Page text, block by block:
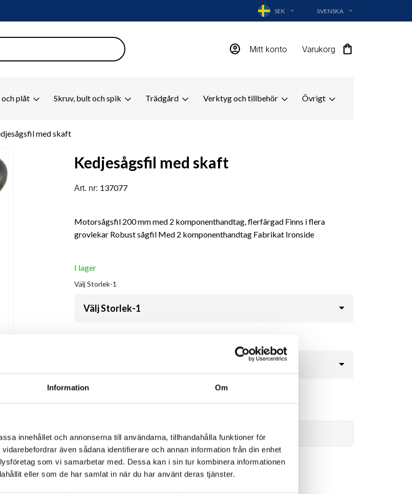
Information Om
innehållet och annonserna till användarna, tillhandahålla funktioner för
även sådana identifierare och annan information från din enhet
som vi samarbetar med. Dessa kan i sin tur kombinera informationen
eller som de har samlat in när du har använt deras tjänster.
SEK EXPAND_MORE SVENSKA EXPAND_MORE
account_circle Mitt konto Varukorg shopping_bag
plåt Skruv, bult och spik Trädgård Verktyg och tillbehör Övrigt
med skaft
Kedjesågsfil med skaft
Art. nr: 137077
Motorsågsfil 200 mm med 2 komponenthandtag, flerfärgad Finns i flera
grovlekar Robust sågfil Med 2 komponenthandtag Fabrikat Ironside
I lager
VäljStorlek-1
Välj Storlek-1
remove add Lägg i varukorg